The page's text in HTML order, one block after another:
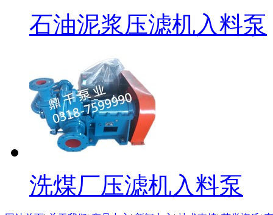
石油泥浆压滤机入料泵
洗煤厂压滤机入料泵